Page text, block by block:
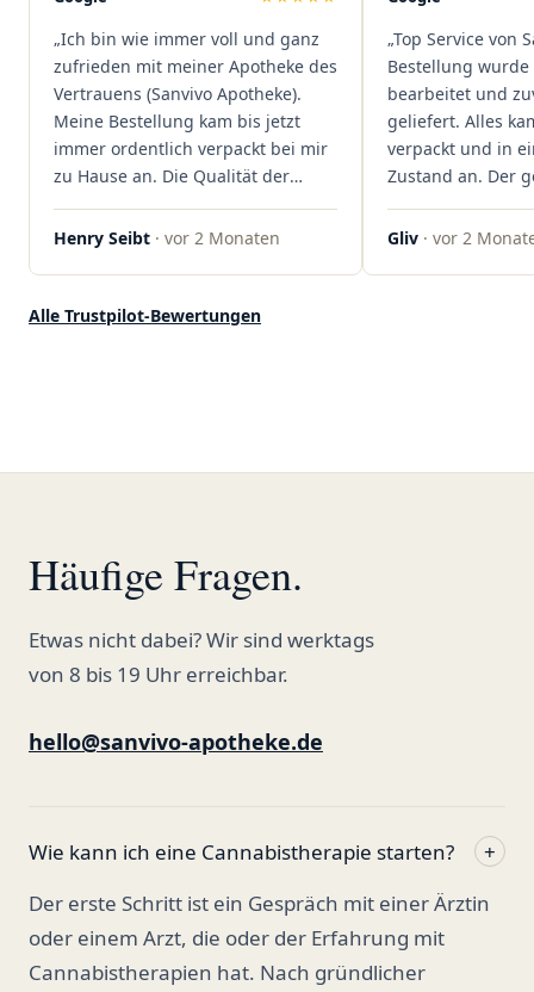
Kundenzufriedenheit an erster
Stelle stehen. Vielen Dank an das
Team von Sanvivo – ich bin
rundum begeistert!"
„Ich bin wie immer voll und ganz
zufrieden mit meiner Apotheke des
Vertrauens (Sanvivo Apotheke).
Meine Bestellung kam bis jetzt
immer ordentlich verpackt bei mir
zu Hause an. Die Qualität der
Blüten ist auch immer auf einem
hohen Niveau, die Auswahl ist
ordentlich gelagert, ich hatte nur
Henry Seibt · vor 2 Monaten
„Top Service von
Bestellung wurde
bearbeitet und
geliefert. Alles
verpackt und in
Zustand an. Der
war
professionell.
Gliv · vor 2
Alle Trustpilot-Bewertungen
Häufige Fragen.
Etwas nicht dabei? Wir sind werktags
von 8 bis 19 Uhr erreichbar.
hello@sanvivo-apotheke.de
Wie kann ich eine Cannabistherapie starten?
+
Der erste Schritt ist ein Gespräch mit einer Ärztin
oder einem Arzt, die oder der Erfahrung mit
Cannabistherapien hat. Nach gründlicher